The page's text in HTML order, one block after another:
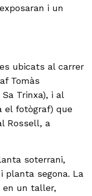
i un
ubicats al carrer
Tomàs
Trinxa), i al
el fotògraf) que
Rossell, a
soterrani,
planta segona. La
en un taller,